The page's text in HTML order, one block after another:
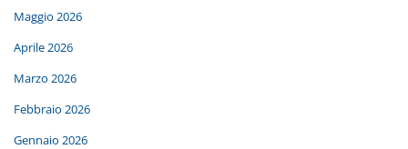
Maggio 2026
Aprile 2026
Marzo 2026
Febbraio 2026
Gennaio 2026